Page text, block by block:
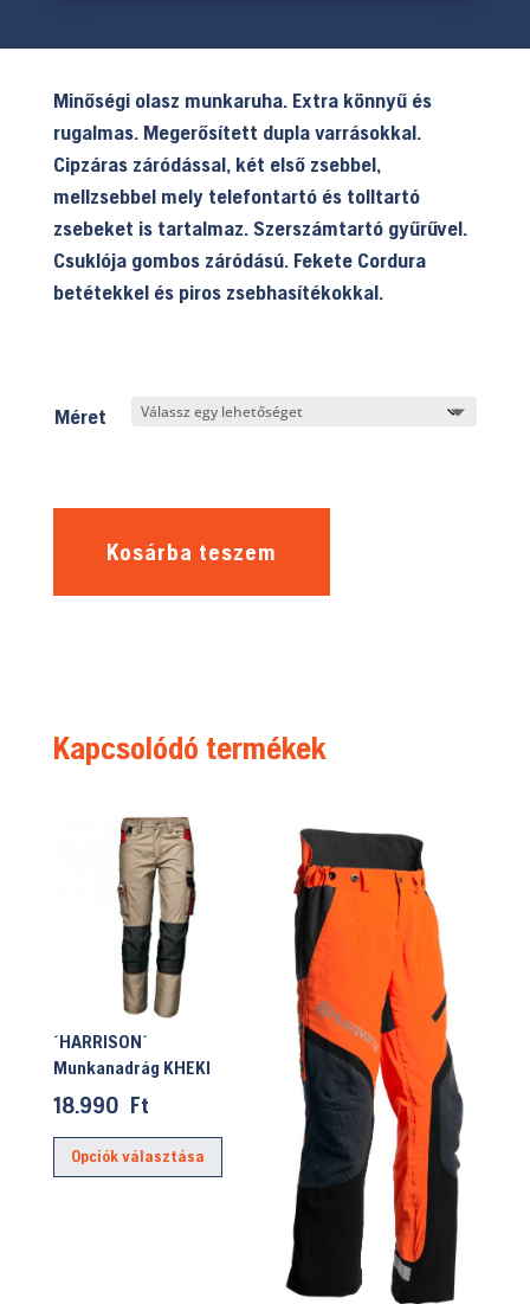
Minőségi olasz munkaruha. Extra könnyű és
rugalmas. Megerősített dupla varrásokkal.
Cipzáras záródással, két első zsebbel,
mellzsebbel mely telefontartó és tolltartó
zsebeket is tartalmaz. Szerszámtartó gyűrűvel.
Csuklója gombos záródású. Fekete Cordura
betétekkel és piros zsebhasítékokkal.
Méret
Kosárba teszem
Kapcsolódó termékek
´HARRISON´
Munkanadrág KHEKI
18.990 Ft
Opciók választása
Ennek
terméknek
variációja